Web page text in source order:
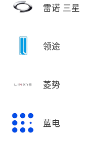
雷诺 三星
领途
菱势
蓝电